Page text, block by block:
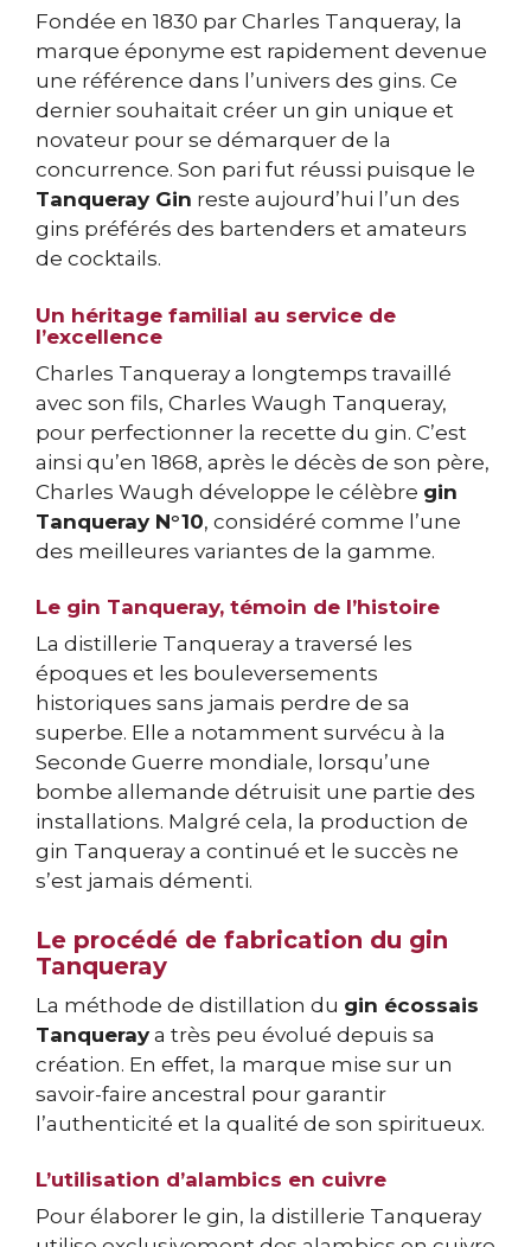
Fondée en 1830 par Charles Tanqueray, la
marque éponyme est rapidement devenue
une référence dans l’univers des gins. Ce
dernier souhaitait créer un gin unique et
novateur pour se démarquer de la
concurrence. Son pari fut réussi puisque le
Tanqueray Gin reste aujourd’hui l’un des
gins préférés des bartenders et amateurs
de cocktails.
Un héritage familial au service de
l’excellence
Charles Tanqueray a longtemps travaillé
avec son fils, Charles Waugh Tanqueray,
pour perfectionner la recette du gin. C’est
ainsi qu’en 1868, après le décès de son père,
Charles Waugh développe le célèbre gin
Tanqueray N°10, considéré comme l’une
des meilleures variantes de la gamme.
Le gin Tanqueray, témoin de l’histoire
La distillerie Tanqueray a traversé les
époques et les bouleversements
historiques sans jamais perdre de sa
superbe. Elle a notamment survécu à la
Seconde Guerre mondiale, lorsqu’une
bombe allemande détruisit une partie des
installations. Malgré cela, la production de
gin Tanqueray a continué et le succès ne
s’est jamais démenti.
Le procédé de fabrication du gin
Tanqueray
La méthode de distillation du gin écossais
Tanqueray a très peu évolué depuis sa
création. En effet, la marque mise sur un
savoir-faire ancestral pour garantir
l’authenticité et la qualité de son spiritueux.
L’utilisation d’alambics en cuivre
Pour élaborer le gin, la distillerie Tanqueray